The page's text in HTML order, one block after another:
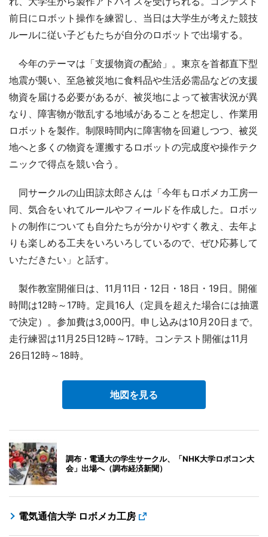
前日にロボット操作を練習し、当日は大学生が考えた競技
ルールに従い子どもたちが自分のロボットで出場する。
今年のテーマは「支援物資の配給」。東京を首都直下型
地震が襲い、至急被災地に食料品や生活必需品などの支援
物資を届ける必要があるが、被災地によって被害状況が異
なり、障害物が散乱する地域があることを想定し、作業用
ロボットを製作。制限時間内に障害物を回避しつつ、被災
地へと多くの物資を運搬するロボットの完成度や操作テク
ニックで得点を競い合う。
同サークルの山田諒太郎さんは「今年もロボメカ工房一
同、気合をいれてルールやフィールドを作成した。ロボッ
トの制作についても自分たちが分かりやすく教え、去年よ
りも楽しめる工夫をいろいろしているので、ぜひ応募して
いただきたい」と話す。
製作教室開催日は、11月11日・12日・18日・19日。開催
時間は12時～17時。定員16人（定員を超えた場合には抽選
で決定）。参加費は3,000円。申し込みは10月20日まで。
走行練習は11月25日12時～17時。コンテスト開催は11月
26日12時～18時。
地図を見る
調布・電通大の学生サークル、「NHK大学ロボコン大
会」出場へ（調布経済新聞）
電気通信大学 ロボメカ工房